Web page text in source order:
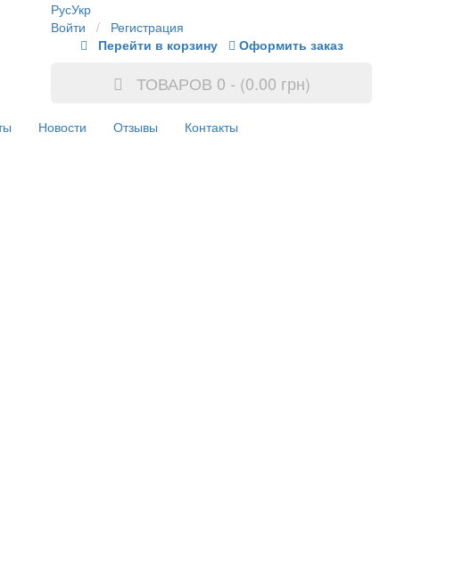
РусУкр
Войти / Регистрация
Перейти в корзину
Оформить заказ
ТОВАРОВ 0 - (0.00 грн)
Новости Отзывы Контакты